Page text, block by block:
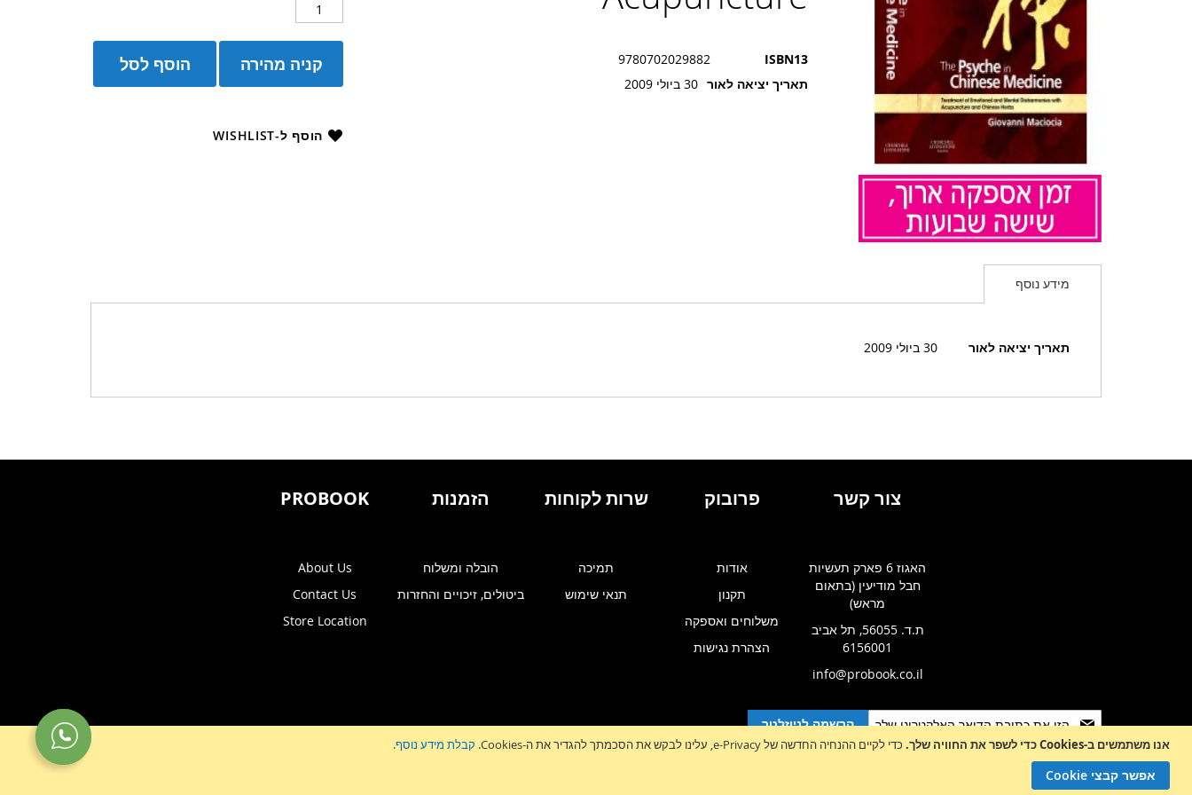
אנו משתמשים ב-Cookies כדי לשפר את החוויה שלך. כדי לקיים ההנחיה החדשה של e-Privacy, עלינו לבקש את הסכמתך להגדיר את ה-Cookies. קבלת מידע נוסף.
אפשר קבצי Cookie
הוסף לסל קניה מהירה
הוסף ל-WISHLIST
ISBN13
9780702029882
תאריך יציאה לאור 30 ביולי 2009
להתחלה
מידע נוסף
מידע
תאריך יציאה לאור 30 ביולי 2009
Sign
for
Our
Newsletter:
הרשמה לניוזלטר
צור קשר
האגוז 6 פארק תעשיות
חבל מודיעין (בתאום
מראש)
ת.ד. 56055, תל אביב
6156001
info@probook.co.il
פרובוק
אודות
תקנון
משלוחים ואספקה
הצהרת נגישות
שרות לקוחות
תמיכה
תנאי שימוש
הזמנות
הובלה ומשלוח
ביטולים, זיכויים והחזרות
PROBOOK
About Us
Contact Us
Store Location